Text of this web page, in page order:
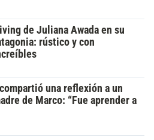
de Juliana Awada en su
rústico y con
una reflexión a un
de Marco: “Fue aprender a